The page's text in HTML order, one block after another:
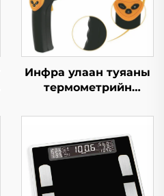
Инфра улаан туяаны
термометрийн